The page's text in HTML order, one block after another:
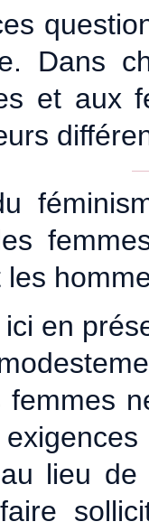
Dans
et aux
en
femmes
lieu